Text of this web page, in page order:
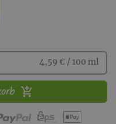
4,59 € / 100 ml